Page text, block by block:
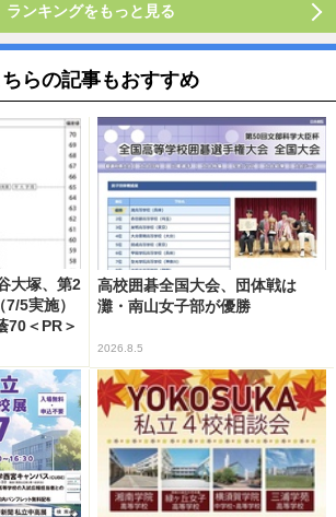
ランキングをもっと見る
ちらの記事もおすすめ
大塚、第2
5実施）
70＜PR＞
高校囲碁全国大会、団体戦は
灘・南山女子部が優勝
2026.8.5